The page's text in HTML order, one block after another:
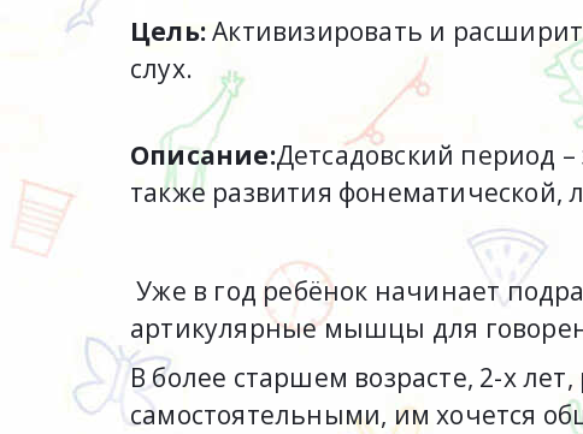
Цель:Активизировать и
слух.
Описание:Детсадовский период
также развития
Уже в год ребёнок начинает
артикулярные мышцы для
В более старшем возрасте, 2-х
самостоятельными, им хочется